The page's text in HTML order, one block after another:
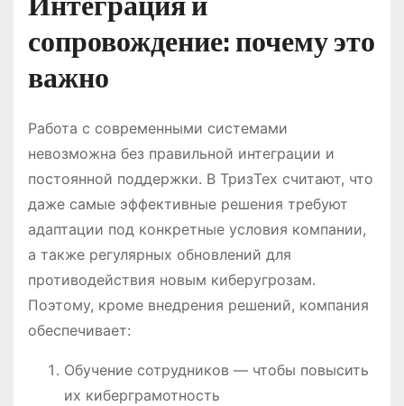
сопровождение: почему это
важно
Работа с современными системами
невозможна без правильной интеграции и
постоянной поддержки. В ТризТех считают, что
даже самые эффективные решения требуют
адаптации под конкретные условия компании,
а также регулярных обновлений для
противодействия новым киберугрозам.
Поэтому, кроме внедрения решений, компания
обеспечивает:
Обучение сотрудников — чтобы повысить
их киберграмотность